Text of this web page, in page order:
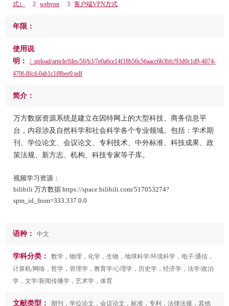
式）
2. webvpn 3. 客户端VPN方式
年限：
使用说
明：
/_upload/article/files/50/b3/7e0a6ce14f18b56c56aacc6b3bfc/93d0c1d9-4074-
479f-8fcd-0ab1c1f8bee0.pdf
简介：
万方数据资源系统是建立在因特网上的大型科技、商务信息平
台，内容涉及自然科学和社会科学各个专业领域。包括：学术期
刊、学位论文、会议论文、专利技术、中外标准、科技成果、政
策法规、新方志、机构、科技专家等子库。
视频学习资源：
bilibili 万方数据 https://space.bilibili.com/517053274?
spm_id_from=333.337.0.0
语种： 中文
学科分类：
数学，物理，化学，生物，地球科学/环境科学，电子/通信，
计算机/网络，哲学，管理学，教育学/心理学，历史学，经济学，法学/政治
学，文学/新闻传播学，艺术学，体育
文献类型： 期刊，学位论文，会议论文，标准，专利，法律法规，其他